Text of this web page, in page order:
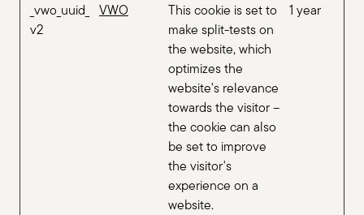
_vwo_uuid_
v2
VWO
This cookie is set to
make split-tests on
the website, which
optimizes the
website's relevance
towards the visitor –
the cookie can also
be set to improve
the visitor's
experience on a
website.
1 year